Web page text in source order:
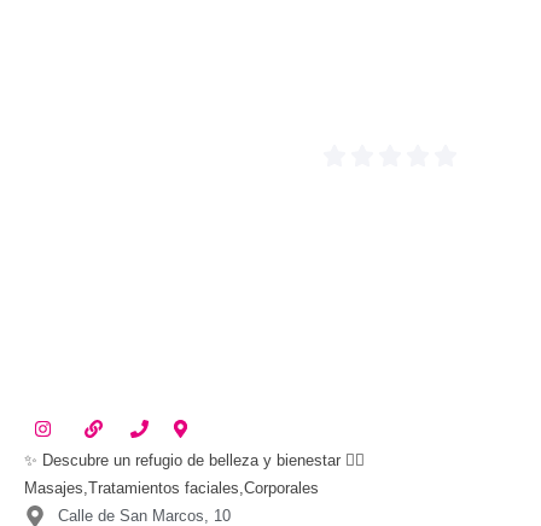
✨ Descubre un refugio de belleza y bienestar 💆‍♀️
Masajes,Tratamientos faciales,Corporales
Calle de San Marcos, 10